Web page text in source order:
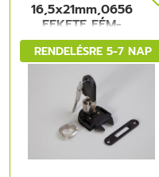
RENDELÉSRE 5-7 NAP
16,5x21mm,0656
FEKETE FÉM-
MÜANYAG